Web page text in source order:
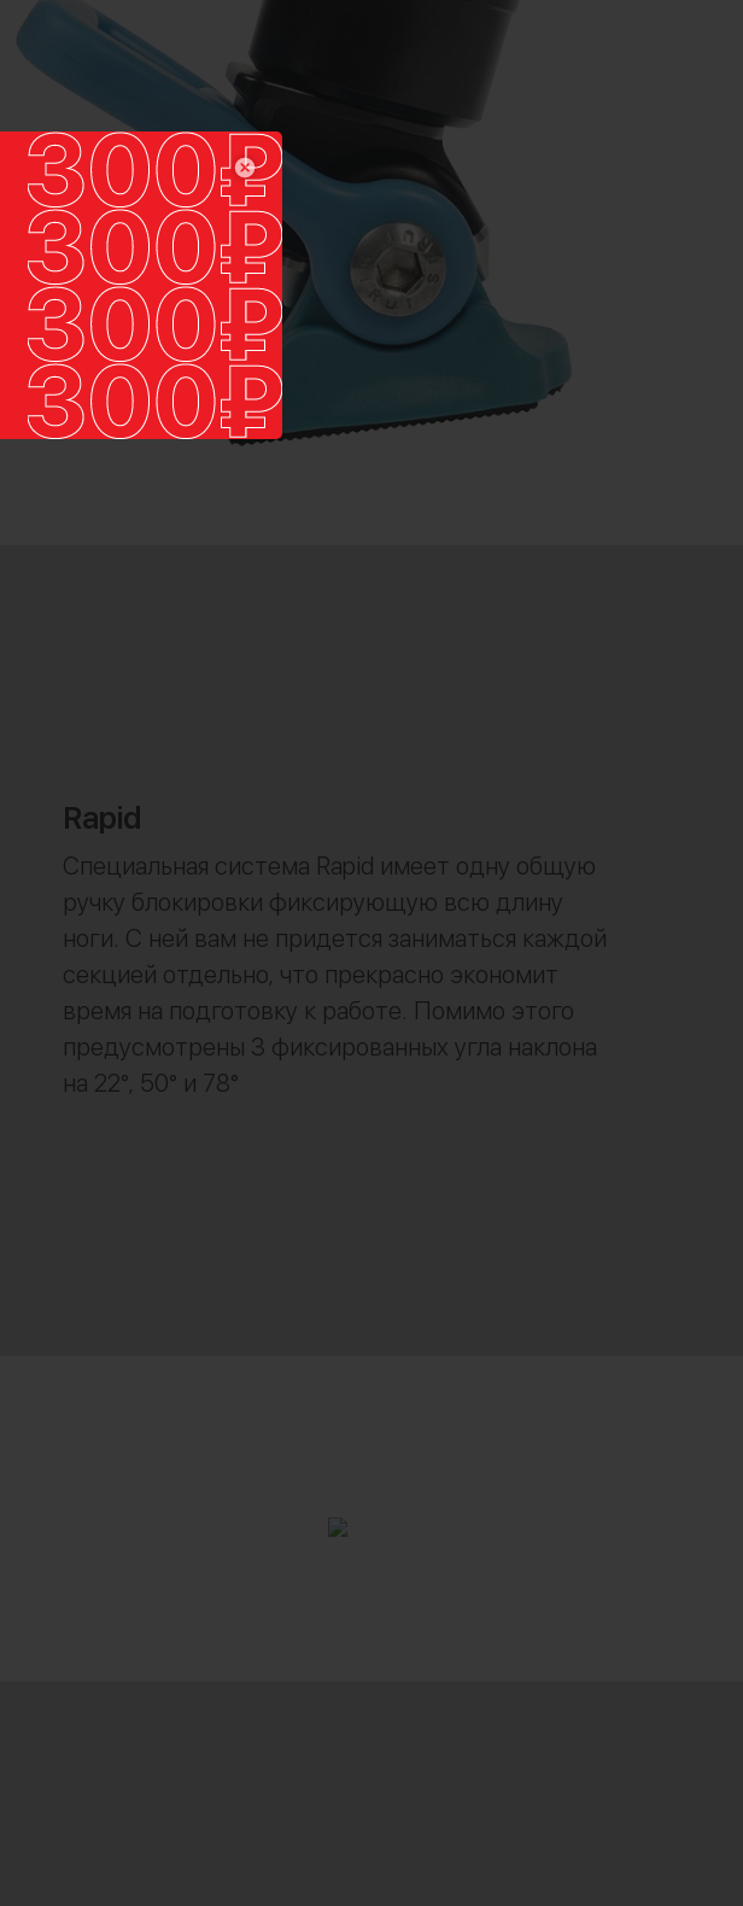
Rapid
Специальная система Rapid имеет одну общую
ручку блокировки фиксирующую всю длину
ноги. С ней вам не придется заниматься каждой
секцией отдельно, что прекрасно экономит
время на подготовку к работе. Помимо этого
предусмотрены 3 фиксированных угла наклона
на 22°, 50° и 78°